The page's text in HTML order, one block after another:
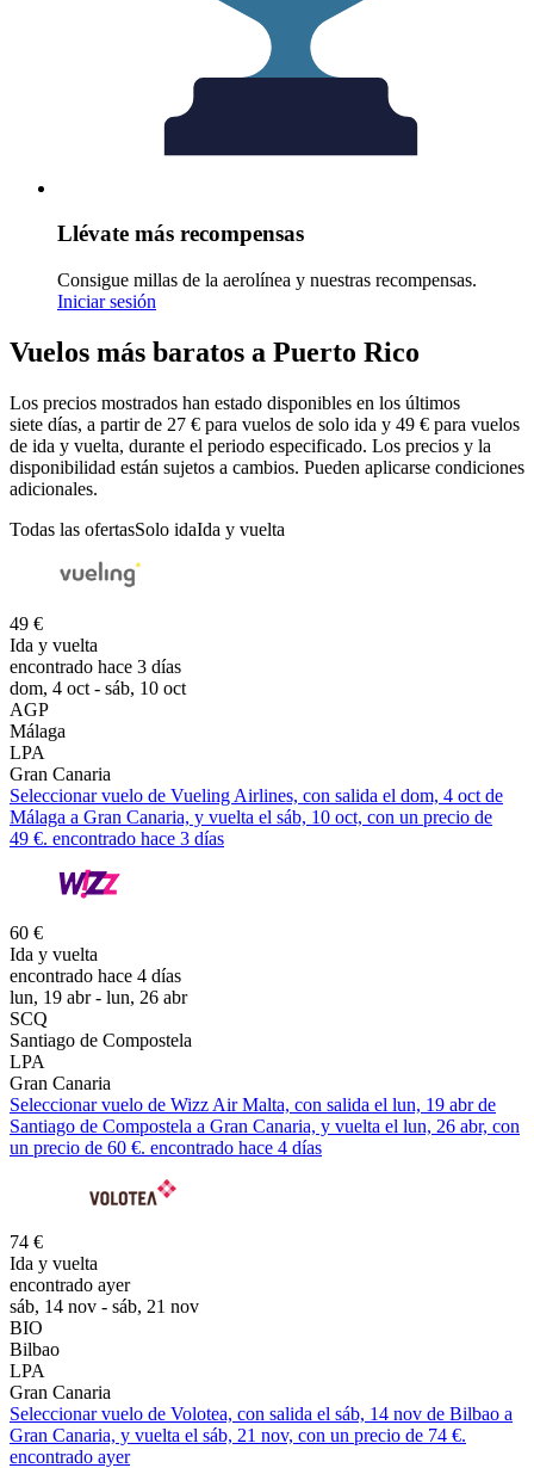
Llévate más recompensas
Consigue millas de la aerolínea y nuestras recompensas.
Iniciar sesión
Vuelos más baratos a Puerto Rico
Los precios mostrados han estado disponibles en los últimos
siete días, a partir de 27 € para vuelos de solo ida y 49 € para vuelos
de ida y vuelta, durante el periodo especificado. Los precios y la
disponibilidad están sujetos a cambios. Pueden aplicarse condiciones
adicionales.
Todas las ofertasSolo idaIda y vuelta
49 €
Ida y vuelta
encontrado hace 3 días
dom, 4 oct - sáb, 10 oct
AGP
Málaga
LPA
Gran Canaria
Seleccionar vuelo de Vueling Airlines, con salida el dom, 4 oct de
Málaga a Gran Canaria, y vuelta el sáb, 10 oct, con un precio de
49 €. encontrado hace 3 días
60 €
Ida y vuelta
encontrado hace 4 días
lun, 19 abr - lun, 26 abr
SCQ
Santiago de Compostela
LPA
Gran Canaria
Seleccionar vuelo de Wizz Air Malta, con salida el lun, 19 abr de
Santiago de Compostela a Gran Canaria, y vuelta el lun, 26 abr, con
un precio de 60 €. encontrado hace 4 días
74 €
Ida y vuelta
encontrado ayer
sáb, 14 nov - sáb, 21 nov
BIO
Bilbao
LPA
Gran Canaria
Seleccionar vuelo de Volotea, con salida el sáb, 14 nov de Bilbao a
Gran Canaria, y vuelta el sáb, 21 nov, con un precio de 74 €.
encontrado ayer